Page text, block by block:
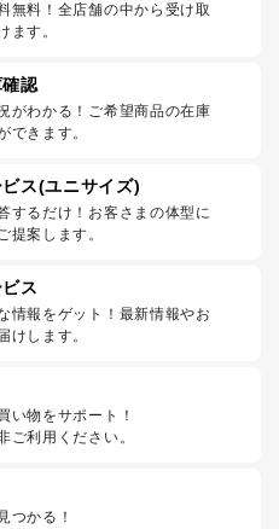
無料！全店舗の中から受け取
ます。
認
がわかる！ご希望商品の在庫
できます。
ス(ユニサイズ)
するだけ！お客さまの体型に
提案します。
ス
情報をゲット！最新情報やお
けします。
い物をサポート！
ご利用ください。
つかる！